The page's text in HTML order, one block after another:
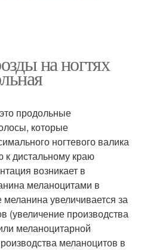
на ногтях
продольные
которые
ногтевого валика
к дистальному краю
возникает в
меланоцитами в
увеличивается за
(увеличение производства
меланоцитарной
меланоцитов в